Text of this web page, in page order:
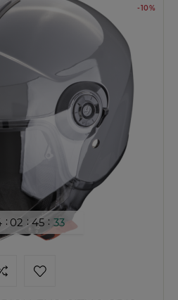
-10%
: 02 : 45 : 32